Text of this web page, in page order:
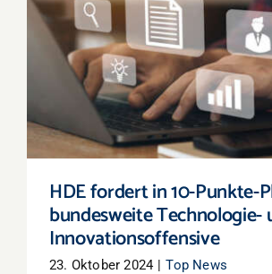
Kontakt
HDE fordert in 10-Punkte-Plan
Technologie- und
HDE fordert in 10-Punkte-
bundesweite Technologie-
Innovationsoffensive
23. Oktober 2024 | Top News